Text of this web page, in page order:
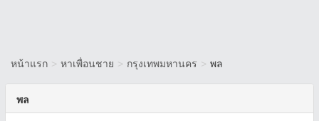
หน้าแรก > หาเพื่อนชาย > กรุงเทพมหานคร > พล
พล